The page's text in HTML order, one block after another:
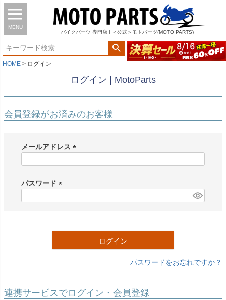
MENU
バイク パーツ 専門店 | ＜公式＞モトパーツ(MOTO PARTS)
HOME ログイン
ログイン | MotoParts
会員登録がお済みのお客様
メールアドレス
)
パスワード
ログイン
パスワードをお忘れですか？
連携サービスでログイン・会員登録